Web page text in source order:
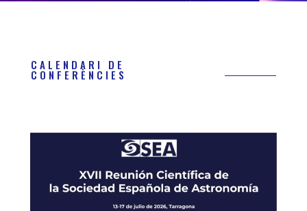
CALENDARI DE
CONFERÈNCIES